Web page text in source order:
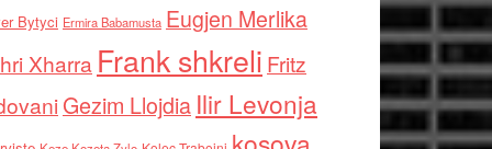
Bytyci Ermira Babamusta Eugjen Merlika
Xharra Frank shkreli Fritz
Gezim Llojdia Ilir Levonja